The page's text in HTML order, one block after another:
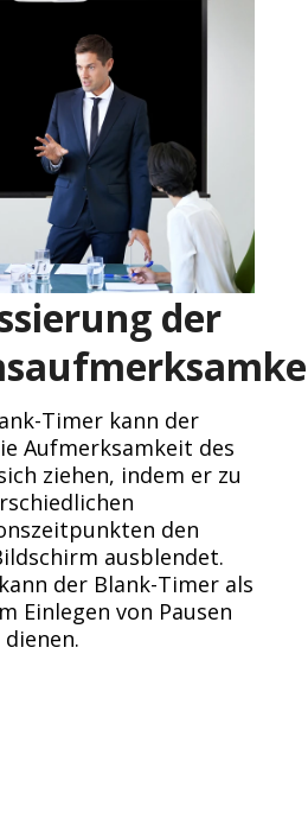
der
Timer kann der
Aufmerksamkeit des
ziehen, indem er zu
den
ausblendet.
der Blank-Timer als
Einlegen von Pausen
dienen.